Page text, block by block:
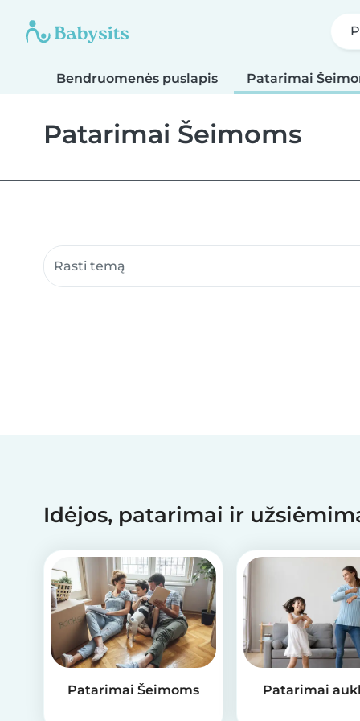
Bendruomenės puslapis Patarimai
Patarimai Šeimoms
Ieškoti bendruomenės puslapių
Idėjos, patarimai ir
Patarimai Šeimoms Patarimai